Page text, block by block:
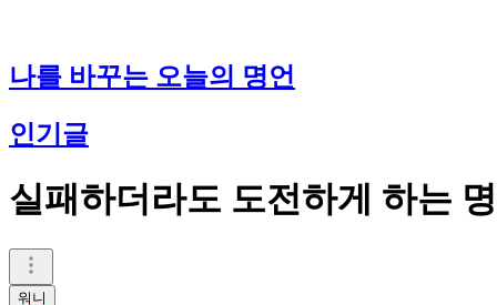
나를 바꾸는 오늘의 명언
인기글
실패하더라도 도전하게 하는
워니